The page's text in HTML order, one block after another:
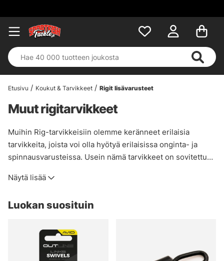
Etusivu Koukut & Tarvikkeet Rigit lisävarusteet
Muut rigitarvikkeet
Muihin Rig-tarvikkeisiin olemme keränneet erilaisia
tarvikkeita, joista voi olla hyötyä erilaisissa onginta- ja
spinnausvarusteissa. Usein nämä tarvikkeet on sovitettu
vaikea sijoittaa muihin myymälämme kategorioihin.
olla ratkaisevia tietyissä tilanteissa ja jotka voivat saada
Näytä lisää
Luokan suosituin